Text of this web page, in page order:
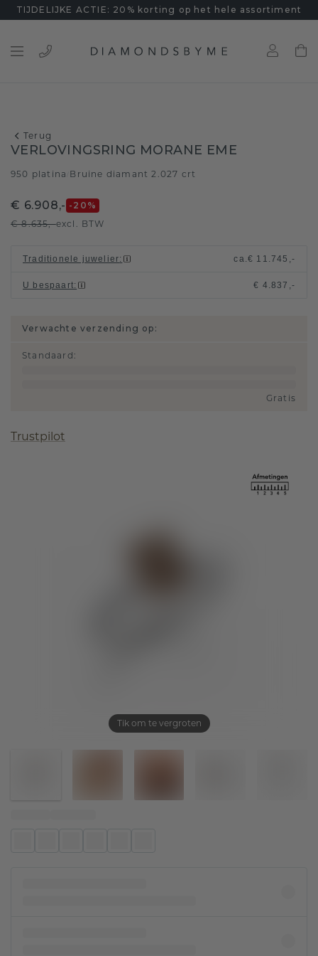
TIJDELIJKE ACTIE: 20% korting op het hele assortiment
Terug
Tik om te vergroten
VERLOVINGSRING MORANE EME
950 platina Bruine diamant 2.027 crt
€ 6.908,- -20 %
€ 8.635,-excl. BTW
Traditionele juwelier: ca.€ 11.745,-
U bespaart: € 4.837,-
Verwachte verzending op:
Standaard :
Gratis
Trustpilot